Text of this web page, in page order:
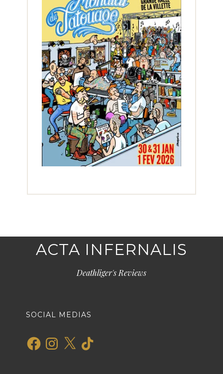
ACTA INFERNALIS
Deathliger's Reviews
SOCIAL MEDIAS
FacebookInstagram
X TikTok